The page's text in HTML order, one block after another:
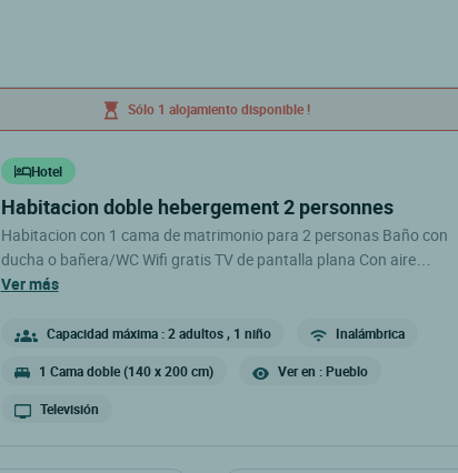
Sólo 1 alojamiento disponible !
Hotel
habitacion doble hebergement 2 personnes
Habitacion con 1 cama de matrimonio para 2 personas Baño con
ducha o bañera/WC Wifi gratis TV de pantalla plana Con aire
acondicionado Minibar sans petit-déjeuner Formule petit-déjeuner
vous accueillent pour déjeuner ou dîner, pensez à réserver votre
au-delà de 18h00 merci de nous contacter au +33 (0)4 94 55 32 33
ver más
Capacidad máxima : 2 adultos, 1 niño Inalámbrica
1 Cama doble (140 x 200 cm) Ver en : Pueblo
Televisión